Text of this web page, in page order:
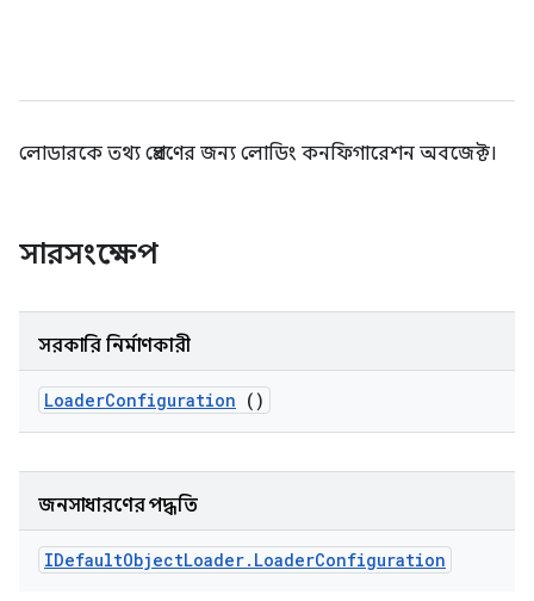
লোডারকে তথ্য প্রেরণের জন্য লোডিং কনফিগারেশন অবজেক্ট।
সারসংক্ষেপ
সরকারি নির্মাণকারী
LoaderConfiguration ()
জনসাধারণের পদ্ধতি
IDefaultObjectLoader. LoaderConfiguration